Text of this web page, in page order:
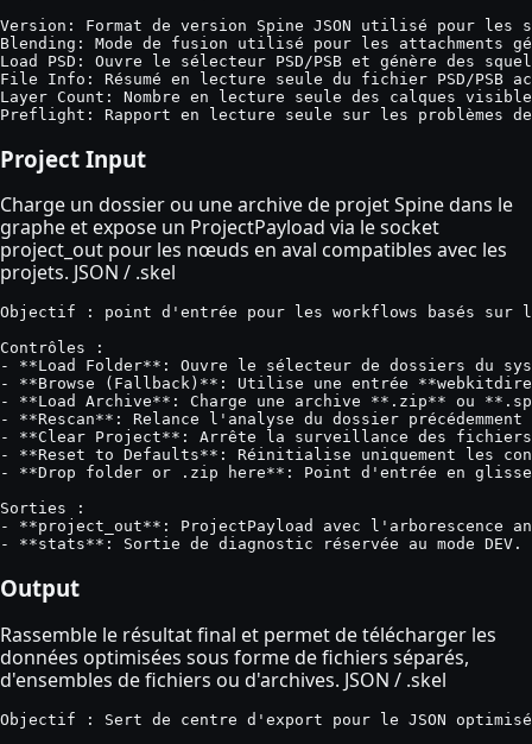
Version: Format de version Spine JSON utilisé pour les
Blending: Mode de fusion utilisé pour les attachments
Load PSD: Ouvre le sélecteur PSD/PSB et génère des
File Info: Résumé en lecture seule du fichier PSD/PSB
Layer Count: Nombre en lecture seule des calques
Preflight: Rapport en lecture seule sur les problèmes
Project Input
Charge un dossier ou une archive de projet Spine dans le
graphe et expose un ProjectPayload via le socket
project_out pour les nœuds en aval compatibles avec les
projets. JSON / .skel
Objectif : point d'entrée pour les workflows basés sur
Contrôles :
- **Load Folder**: Ouvre le sélecteur de dossiers du
- **Browse (Fallback)**: Utilise une entrée
- **Load Archive**: Charge une archive **.zip** ou
- **Rescan**: Relance l'analyse du dossier
- **Clear Project**: Arrête la surveillance des fichiers
- **Reset to Defaults**: Réinitialise uniquement les
- **Drop folder or .zip here**: Point d'entrée en
Sorties :
- **project_out**: ProjectPayload avec
- **stats**: Sortie de diagnostic réservée au mode DEV.
Output
Rassemble le résultat final et permet de télécharger les
données optimisées sous forme de fichiers séparés,
d'ensembles de fichiers ou d'archives. JSON / .skel
Objectif : Sert de centre d'export pour le JSON